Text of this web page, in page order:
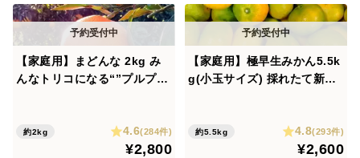
【家庭用】まどんな 2kg み
んなトリコになる“”プルプ
約2kg 4.6(284件)
¥2,800
【家庭用】極早生みかん5.5k
g(小玉サイズ) 採れたて新
約5.5kg 4.8(293件)
¥2,600